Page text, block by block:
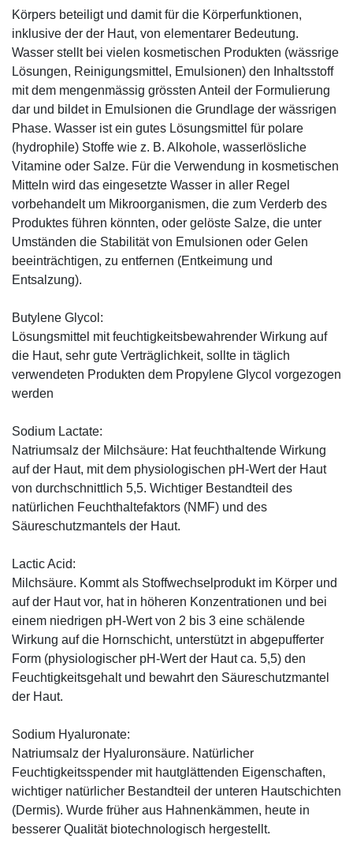
Körpers beteiligt und damit für die Körperfunktionen,
inklusive der der Haut, von elementarer Bedeutung.
Wasser stellt bei vielen kosmetischen Produkten (wässrige
Lösungen, Reinigungsmittel, Emulsionen) den Inhaltsstoff
mit dem mengenmässig grössten Anteil der Formulierung
dar und bildet in Emulsionen die Grundlage der wässrigen
Phase. Wasser ist ein gutes Lösungsmittel für polare
(hydrophile) Stoffe wie z. B. Alkohole, wasserlösliche
Vitamine oder Salze. Für die Verwendung in kosmetischen
Mitteln wird das eingesetzte Wasser in aller Regel
vorbehandelt um Mikroorganismen, die zum Verderb des
Produktes führen könnten, oder gelöste Salze, die unter
Umständen die Stabilität von Emulsionen oder Gelen
beeinträchtigen, zu entfernen (Entkeimung und
Entsalzung).
Butylene Glycol:
Lösungsmittel mit feuchtigkeitsbewahrender Wirkung auf
die Haut, sehr gute Verträglichkeit, sollte in täglich
verwendeten Produkten dem Propylene Glycol vorgezogen
werden
Sodium Lactate:
Natriumsalz der Milchsäure: Hat feuchthaltende Wirkung
auf der Haut, mit dem physiologischen pH-Wert der Haut
von durchschnittlich 5,5. Wichtiger Bestandteil des
natürlichen Feuchthaltefaktors (NMF) und des
Säureschutzmantels der Haut.
Lactic Acid:
Milchsäure. Kommt als Stoffwechselprodukt im Körper und
auf der Haut vor, hat in höheren Konzentrationen und bei
einem niedrigen pH-Wert von 2 bis 3 eine schälende
Wirkung auf die Hornschicht, unterstützt in abgepufferter
Form (physiologischer pH-Wert der Haut ca. 5,5) den
Feuchtigkeitsgehalt und bewahrt den Säureschutzmantel
der Haut.
Sodium Hyaluronate:
Natriumsalz der Hyaluronsäure. Natürlicher
Feuchtigkeitsspender mit hautglättenden Eigenschaften,
wichtiger natürlicher Bestandteil der unteren Hautschichten
(Dermis). Wurde früher aus Hahnenkämmen, heute in
besserer Qualität biotechnologisch hergestellt.